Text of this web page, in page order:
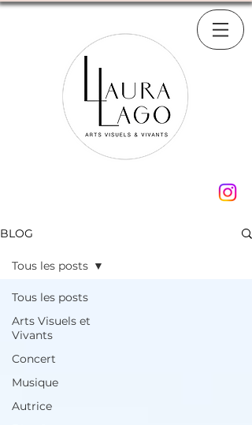
BLOG
Tous les posts
Arts Visuels et
Vivants
Concert
Musique
Autrice
Tous les posts